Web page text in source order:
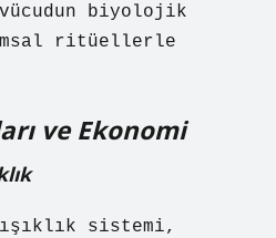
biyolojik
ritüellerle
ve Ekonomi
sistemi,